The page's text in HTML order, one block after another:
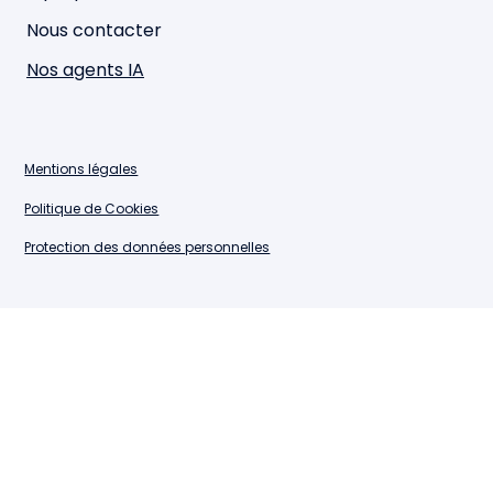
Nos agents IA
Nous contacter
Mentions légales
Politique de Cookies
Protection des données personnelles